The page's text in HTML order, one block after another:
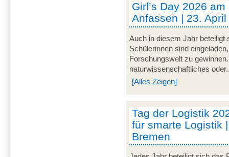
Girl’s Day 2026
Anfassen | 23.
Auch in diesem Jahr beteiligt
Schülerinnen sind
Forschungswelt zu
naturwissenschaftliches
[Alles Zeigen]
Tag der Logistik
für smarte Logistik
Bremen